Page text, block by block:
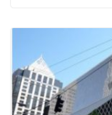
Security GSEC
us.Take out the
the novel is not a
Essentials
broken ideas that